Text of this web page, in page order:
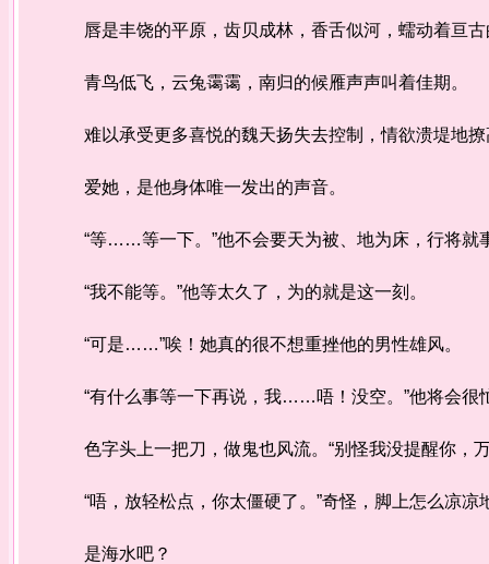
唇是丰饶的平原，齿贝成林，香舌似河，蠕动着亘
青鸟低飞，云兔霭霭，南归的候雁声声叫着佳期。
难以承受更多喜悦的魏天扬失去控制，情欲溃堤地
爱她，是他身体唯一发出的声音。
“等……等一下。”他不会要天为被、地为床，行将
“我不能等。”他等太久了，为的就是这一刻。
“可是……”唉！她真的很不想重挫他的男性雄风。
“有什么事等一下再说，我……唔！没空。”他将会很
色字头上一把刀，做鬼也风流。“别怪我没提醒你，
“唔，放轻松点，你太僵硬了。”奇怪，脚上怎么凉
是海水吧？